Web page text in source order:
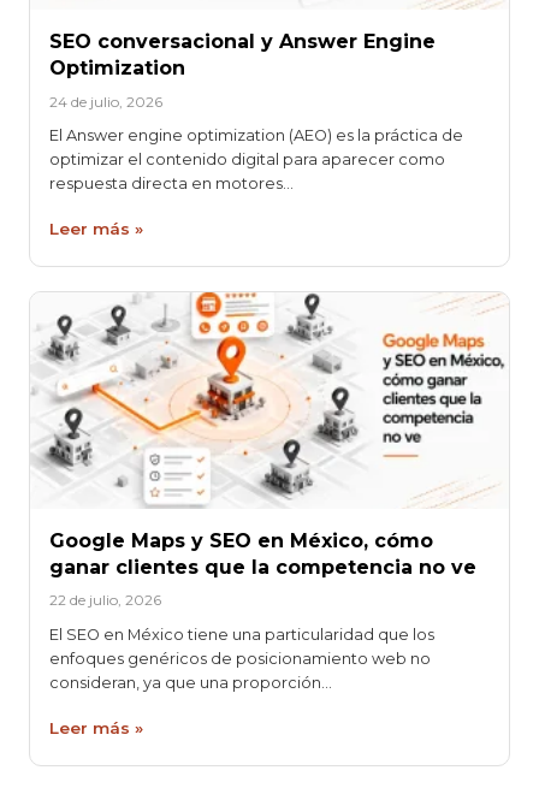
SEO conversacional y Answer Engine
Optimization
24 de julio, 2026
El Answer engine optimization (AEO) es la práctica de
optimizar el contenido digital para aparecer como
respuesta directa en motores…
Leer más »
Google Maps y SEO en México, cómo
ganar clientes que la competencia no ve
22 de julio, 2026
El SEO en México tiene una particularidad que los
enfoques genéricos de posicionamiento web no
consideran, ya que una proporción…
Leer más »